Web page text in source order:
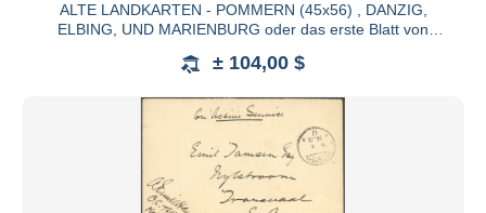
Den Zuschlag erhält der Meistbietende Interesse
Gebot, wenn kein Gegengebot vorliegt, zum
Mindestgebot bei diesen Losen beträgt EUR 10,-.
Zuschlag zu verweigern, Lose zurückzuziehen,
Die Mindeststeigerung beträgt: bis EURO 100,-
10,-; ab EURO 500,- EURO 20,-; ab EURO 1.000,-
ALTE LANDKARTEN - POMMERN (45x56) , DANZIG,
ELBING, UND MARIENBURG oder das erste Blatt von
± 104,00 $